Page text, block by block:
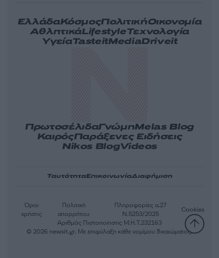
ΕλλάδαΚόσμοςΠολιτικήΟικονομία
ΑθλητικάLifestyleΤεχνολογία
ΥγείαTasteitMediaDriveit
ΠρωτοσέλιδαΓνώμηMelas Blog
ΚαιρόςΠαράξενες Ειδήσεις
Nikos BlogVideos
ΤαυτότηταΕπικοινωνίαΔιαφήμιση
Αριθμός Πιστοποίησης Μ.Η.Τ.232163
Όροι
χρήσης
Πολιτική
απορρήτου
Πληροφορίες α.27
Ν.5253/2025
Cookies
© 2026 newsit.gr. Με επιφύλαξη κάθε νομίμου δικαιώματος.